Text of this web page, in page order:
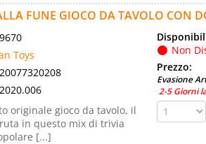
FUNE GIOCO DA TAVOLO CON
Toys
originale gioco da tavolo, il
in questo mix di trivia
[...]
Non
Prezzo:
Evasione
2-5 Giorni